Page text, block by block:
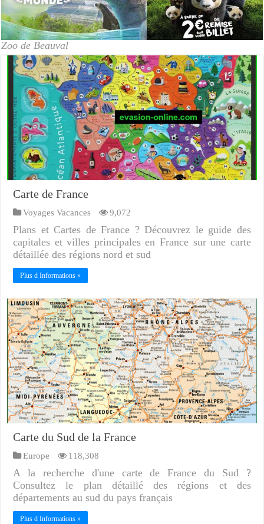
Zoo de Beauval
Carte de France
Voyages Vacances 9,072
Plans et Cartes de France ? Découvrez le guide des
capitales et villes principales en France sur une carte
détaillée des régions nord et sud
Plus d Informations »
Carte du Sud de la France
Europe 118,308
A la recherche d'une carte de France du Sud ?
Consultez le plan détaillé des régions et des
départements au sud du pays français
Plus d Informations »